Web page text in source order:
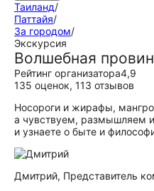
Таиланд/
Паттайя/
За городом/
Экскурсия
Волшебная
Рейтинг организатора4,9
135 оценок, 113 отзывов
Носороги и жирафы,
а чувствуем, размышляем
и узнаете о быте и
Дмитрий, Представитель